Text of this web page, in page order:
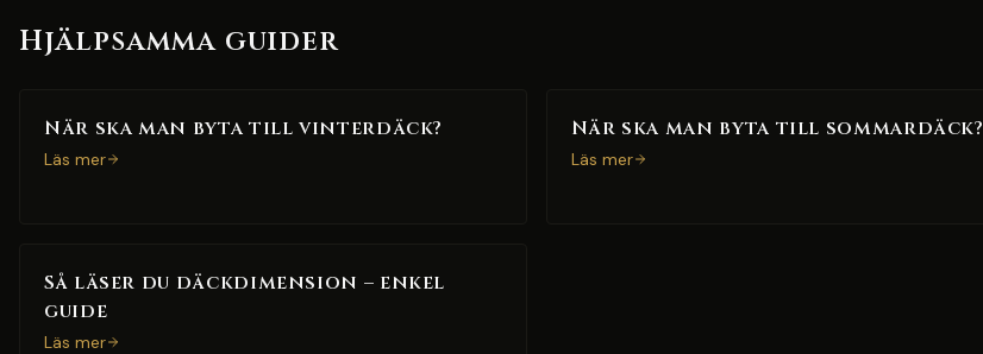
Hjälpsamma guider
När ska man byta till vinterdäck?
Läs mer
När ska man byta till sommardäck?
Läs mer
Så läser du däckdimension – enkel
guide
Läs mer